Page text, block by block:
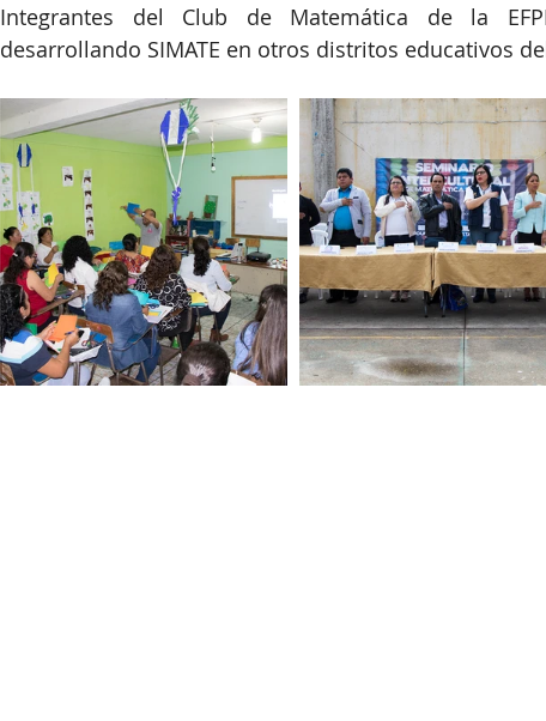
Integrantes del Club de Matemática de la
desarrollando SIMATE en otros distritos educativos